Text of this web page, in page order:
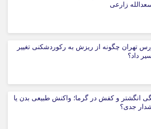
زارعی
تهران چگونه از ریزش به رکوردشکنی تغییر
داد؟
انگشتر و کفش در گرما؛ واکنش طبیعی بدن یا
جدی؟